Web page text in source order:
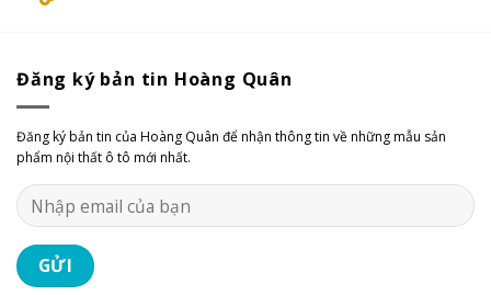
Đăng ký bản tin Hoàng Quân
Đăng ký bản tin của Hoàng Quân để nhận thông tin về những mẫu sản
phẩm nội thất ô tô mới nhất.